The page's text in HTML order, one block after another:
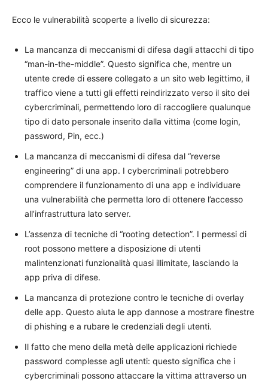
Ecco le vulnerabilità scoperte a livello di sicurezza:
La mancanza di meccanismi di difesa dagli attacchi di tipo
“man-in-the-middle”. Questo significa che, mentre un
utente crede di essere collegato a un sito web legittimo, il
traffico viene a tutti gli effetti reindirizzato verso il sito dei
cybercriminali, permettendo loro di raccogliere qualunque
tipo di dato personale inserito dalla vittima (come login,
password, Pin, ecc.)
La mancanza di meccanismi di difesa dal “reverse
engineering” di una app. I cybercriminali potrebbero
comprendere il funzionamento di una app e individuare
una vulnerabilità che permetta loro di ottenere l’accesso
all’infrastruttura lato server.
L’assenza di tecniche di “rooting detection”. I permessi di
root possono mettere a disposizione di utenti
malintenzionati funzionalità quasi illimitate, lasciando la
app priva di difese.
La mancanza di protezione contro le tecniche di overlay
delle app. Questo aiuta le app dannose a mostrare finestre
di phishing e a rubare le credenziali degli utenti.
Il fatto che meno della metà delle applicazioni richiede
password complesse agli utenti: questo significa che i
cybercriminali possono attaccare la vittima attraverso un